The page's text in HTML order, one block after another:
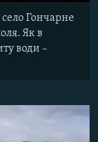
Гончарне
Як в
води –​